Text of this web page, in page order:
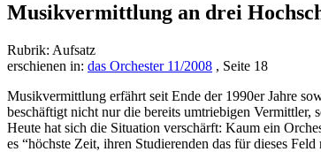
Musikvermittlung an drei
Rubrik: Aufsatz
erschienen in: das Orchester 11/2008 , Seite 18
Musikvermittlung erfährt seit Ende der 1990er Jahre
beschäftigt nicht nur die bereits umtriebigen Vermittler,
Heute hat sich die Situation verschärft: Kaum ein
es “höchste Zeit, ihren Studierenden das für dieses